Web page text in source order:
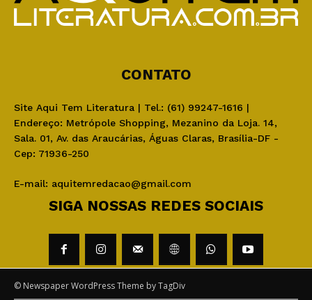
CONTATO
Site Aqui Tem Literatura | Tel.: (61) 99247-1616 |
Endereço: Metrópole Shopping, Mezanino da Loja. 14,
Sala. 01, Av. das Araucárias, Águas Claras, Brasília-DF -
Cep: 71936-250
E-mail: aquitemredacao@gmail.com
SIGA NOSSAS REDES SOCIAIS
© Newspaper WordPress Theme by TagDiv